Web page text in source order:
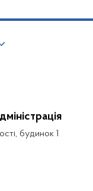
будинок 1